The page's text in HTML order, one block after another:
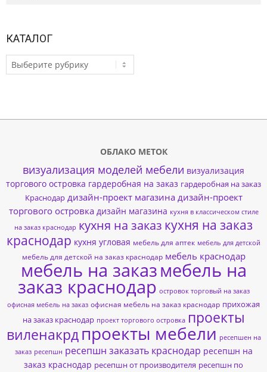
КАТАЛОГ
КАТАЛОГ
ОБЛАКО МЕТОК
визуализация моделей мебели визуализация
торгового островка гардеробная на заказ гардеробная на заказ
Краснодар дизайн-проект магазина дизайн-проект
торгового островка дизайн магазина кухня в классическом стиле
на заказ краснодар кухня на заказ кухня на заказ
краснодар кухня угловая мебель для аптек мебель для детской
мебель для детской на заказ краснодар мебель краснодар
мебель на заказмебель на
заказ краснодар островок торговый на заказ
офисная мебель на заказ офисная мебель на заказ краснодар прихожая
на заказ краснодар проект торгового островка проекты
виленакрд проекты мебели ресепшен на
заказ ресепшн ресепшн заказать краснодар ресепшн на
заказ краснодар ресепшн от производителя ресепшн по